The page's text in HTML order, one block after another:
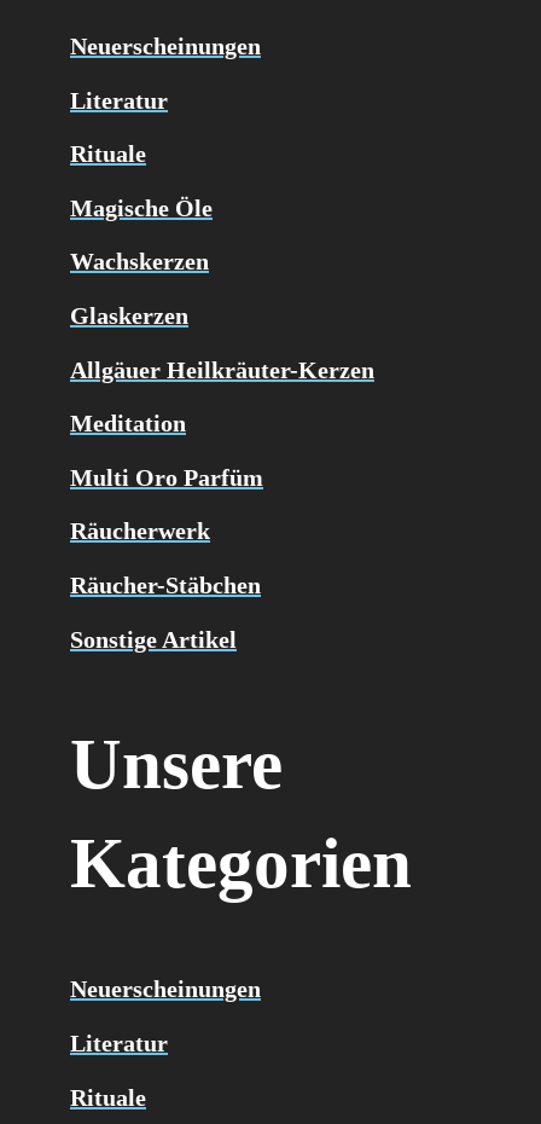
Neuerscheinungen
Literatur
Rituale
Magische Öle
Wachskerzen
Glaskerzen
Allgäuer Heilkräuter-Kerzen
Meditation
Multi Oro Parfüm
Räucherwerk
Räucher-Stäbchen
Sonstige Artikel
Unsere
Kategorien
Neuerscheinungen
Literatur
Rituale